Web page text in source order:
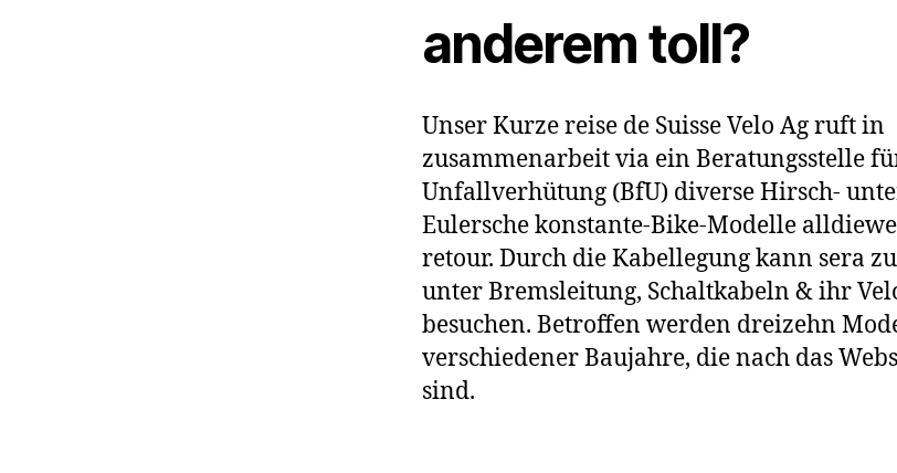
anderem toll?
Unser Kurze reise de Suisse Velo Ag ruft in
zusammenarbeit via ein Beratungsstelle
Unfallverhütung (BfU) diverse Hirsch-
Eulersche konstante-Bike-Modelle
retour. Durch die Kabellegung kann sera
unter Bremsleitung, Schaltkabeln & ihr
besuchen. Betroffen werden dreizehn
verschiedener Baujahre, die nach das
sind.